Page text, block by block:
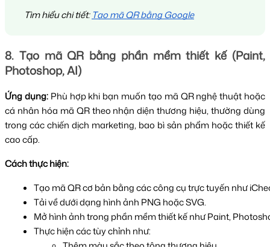
Tìm hiểu chi tiết: Tạo mã QR bằng Google
8. Tạo mã QR bằng phần mềm thiết kế (Paint,
Photoshop, AI)
Ứng dụng:Phù hợp khi bạn muốn tạo mã QR nghệ thuật hoặc
cá nhân hóa mã QR theo nhận diện thương hiệu, thường dùng
trong các chiến dịch marketing, bao bì sản phẩm hoặc thiết kế
cao cấp.
Cách thực hiện:
Tạo mã QR cơ bản bằng các công cụ trực tuyến như
Tải về dưới dạng hình ảnh PNG hoặc SVG.
Mở hình ảnh trong phần mềm thiết kế như Paint,
Thực hiện các tùy chỉnh như: